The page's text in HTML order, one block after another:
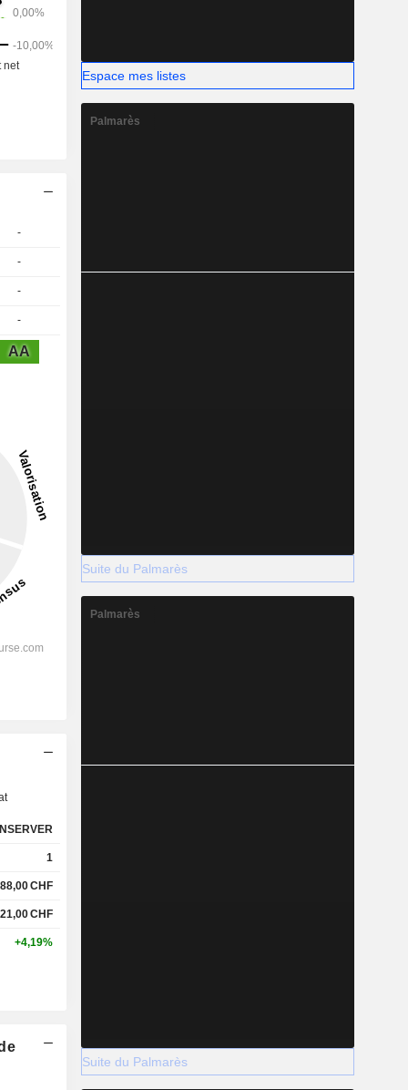
-
-
-
-
AA
1
CHF
CHF
+4,19%
Espace mes listes
Palmarès
Suite du Palmarès
Palmarès
Suite du Palmarès